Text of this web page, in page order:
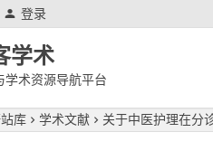
登录
学术
学术资源导航平台
库 学术文献 关于中医护理在分